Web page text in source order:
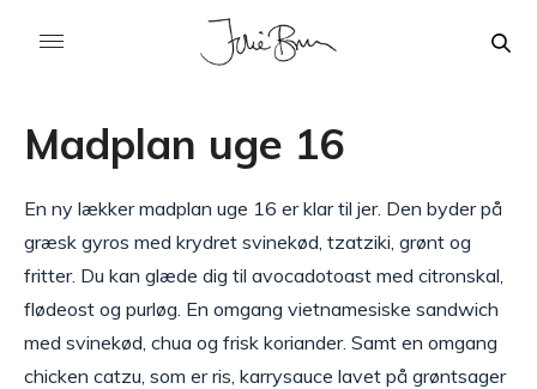
Madplan uge 16
En ny lækker madplan uge 16 er klar til jer. Den byder på
græsk gyros med krydret svinekød, tzatziki, grønt og
fritter. Du kan glæde dig til avocadotoast med citronskal,
flødeost og purløg. En omgang vietnamesiske sandwich
med svinekød, chua og frisk koriander. Samt en omgang
chicken catzu, som er ris, karrysauce lavet på grøntsager